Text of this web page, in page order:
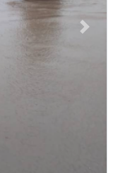
Next